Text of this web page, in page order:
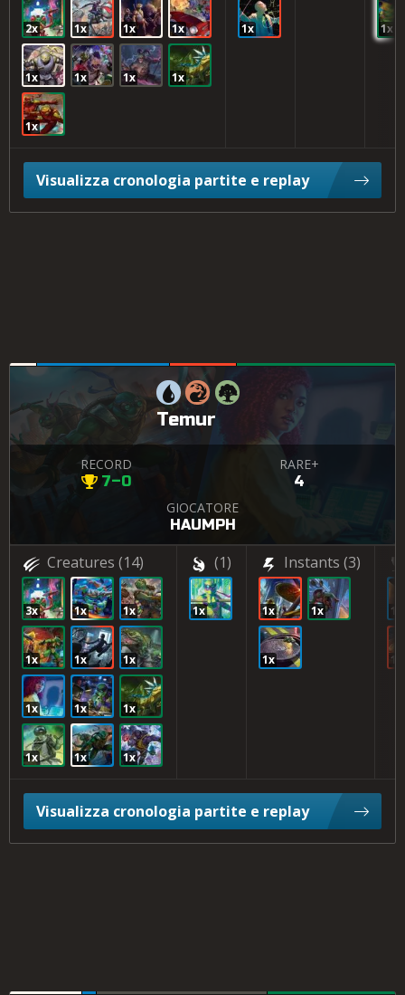
2x 1x 1x 1x
1x 1x 1x 1x
1x
1x 1x
Visualizza cronologia partite e replay
Temur
RECORD
7–0
RARE+
4
GIOCATORE
HAUMPH
Creatures (14)
3x 1x 1x
1x 1x 1x
1x 1x 1x
1x 1x 1x
(1)
1x
Instants (3)
1x 1x
1x
1x
1x
Visualizza cronologia partite e replay